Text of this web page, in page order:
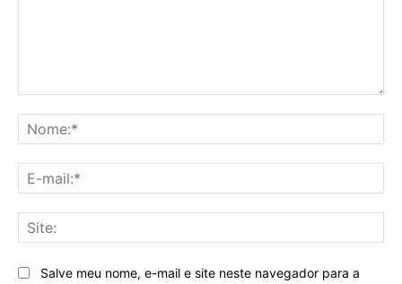
Salve meu nome, e-mail e site neste navegador para a